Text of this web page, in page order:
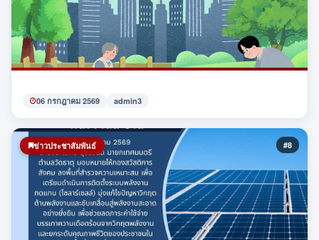
06 กรกฎาคม 2569 admin3
ข่าวประชาสัมพันธ์ #8